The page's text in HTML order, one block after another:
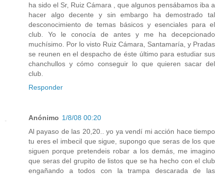
ha sido el Sr, Ruiz Cámara , que algunos pensábamos iba a
hacer algo decente y sin embargo ha demostrado tal
desconocimiento de temas básicos y esenciales para el
club. Yo le conocía de antes y me ha decepcionado
muchísimo. Por lo visto Ruiz Cámara, Santamaría, y Pradas
se reunen en el despacho de éste último para estudiar sus
chanchullos y cómo conseguir lo que quieren sacar del
club.
Responder
Anónimo 1/8/08 00:20
Al payaso de las 20,20.. yo ya vendí mi acción hace tiempo
tu eres el imbecil que sigue, supongo que seras de los que
siguen porque pretendeis robar a los demás, me imagino
que seras del grupito de listos que se ha hecho con el club
engañando a todos con la trampa descarada de las